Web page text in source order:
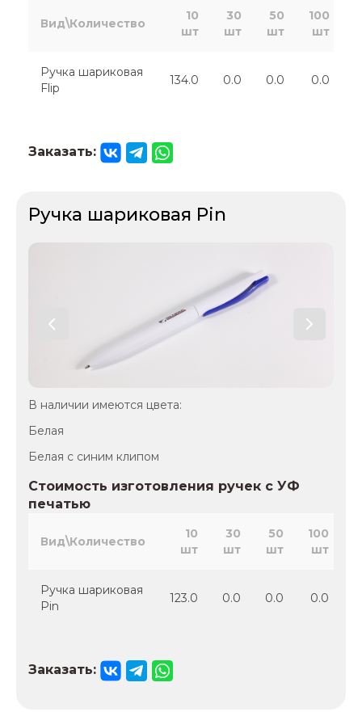
Вид\Количество
10
шт
30
шт
50
шт
100
шт
Ручка шариковая
Flip
134.0 0.0 0.0 0.0
Заказать:
Ручка шариковая Pin
В наличии имеются цвета:
Белая
Белая с синим клипом
Стоимость изготовления ручек с УФ
печатью
Вид\Количество
10
шт
30
шт
50
шт
100
шт
Ручка шариковая
Pin
123.0 0.0 0.0 0.0
Заказать: